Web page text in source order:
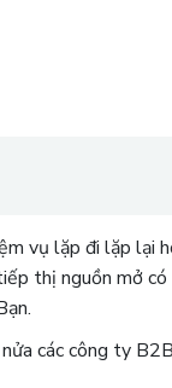
vụ lặp đi lặp lại
thị nguồn mở
các công ty